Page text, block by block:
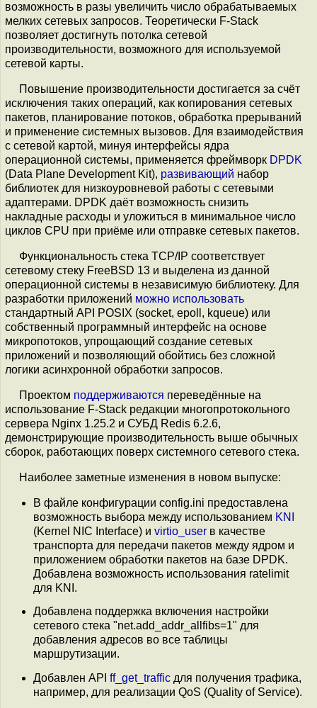
возможность в разы увеличить число обрабатываемых
мелких сетевых запросов. Теоретически F-Stack
позволяет достигнуть потолка сетевой
производительности, возможного для используемой
сетевой карты.
Повышение производительности достигается за счёт
исключения таких операций, как копирования сетевых
пакетов, планирование потоков, обработка прерываний
и применение системных вызовов. Для взаимодействия
с сетевой картой, минуя интерфейсы ядра
операционной системы, применяется фреймворк DPDK
(Data Plane Development Kit), развивающий набор
библиотек для низкоуровневой работы с сетевыми
адаптерами. DPDK даёт возможность снизить
накладные расходы и уложиться в минимальное число
циклов CPU при приёме или отправке сетевых пакетов.
Функциональность стека TCP/IP соответствует
сетевому стеку FreeBSD 13 и выделена из данной
операционной системы в независимую библиотеку. Для
разработки приложений можно использовать
стандартный API POSIX (socket, epoll, kqueue) или
собственный программный интерфейс на основе
микропотоков, упрощающий создание сетевых
приложений и позволяющий обойтись без сложной
логики асинхронной обработки запросов.
Проектом поддерживаются переведённые на
использование F-Stack редакции многопротокольного
сервера Nginx 1.25.2 и СУБД Redis 6.2.6,
демонстрирующие производительность выше обычных
сборок, работающих поверх системного сетевого стека.
Наиболее заметные изменения в новом выпуске:
В файле конфигурации config.ini предоставлена
возможность выбора между использованием KNI
(Kernel NIC Interface) и virtio_user в качестве
транспорта для передачи пакетов между ядром и
приложением обработки пакетов на базе DPDK.
Добавлена возможность использования ratelimit
для KNI.
Добавлена поддержка включения настройки
сетевого стека "net.add_addr_allfibs=1" для
добавления адресов во все таблицы
маршрутизации.
Добавлен API ff_get_traffic для получения трафика,
например, для реализации QoS (Quality of Service).